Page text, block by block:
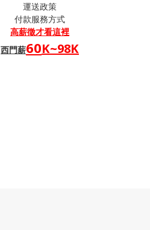
運送政策
付款服務方式
高薪徵才看這裡
西門薪60K~98K